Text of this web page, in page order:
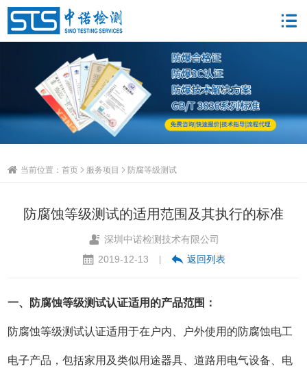
当前位置：首页 服务项目 防腐等级测试
防腐蚀等级测试的适用范围及其执行的标准
深圳中诺检测技术有限公司
2019-12-13
| 返回列表
一、防腐蚀等级测试认证适用的产品范围：
防腐蚀等级测试认证适用于在户内、户外使用的防腐蚀电工
电子产品，包括家用及类似用途器具、道路用电气设备、电